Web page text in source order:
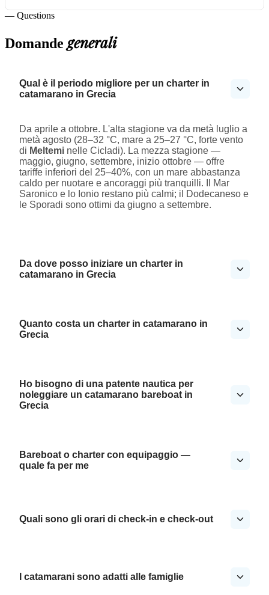
— Questions
Domandegenerali
Qual è il periodo migliore per un charter in
catamarano in Grecia
Da aprile a ottobre. L'alta stagione va da metà luglio a
metà agosto (28–32 °C, mare a 25–27 °C, forte vento
di Meltemi nelle Cicladi). La mezza stagione —
maggio, giugno, settembre, inizio ottobre — offre
tariffe inferiori del 25–40%, con un mare abbastanza
caldo per nuotare e ancoraggi più tranquilli. Il Mar
Saronico e lo Ionio restano più calmi; il Dodecaneso e
le Sporadi sono ottimi da giugno a settembre.
Da dove posso iniziare un charter in
catamarano in Grecia
Quanto costa un charter in catamarano in
Grecia
Ho bisogno di una patente nautica per
noleggiare un catamarano bareboat in
Grecia
Bareboat o charter con equipaggio —
quale fa per me
Quali sono gli orari di check-in e check-out
I catamarani sono adatti alle famiglie